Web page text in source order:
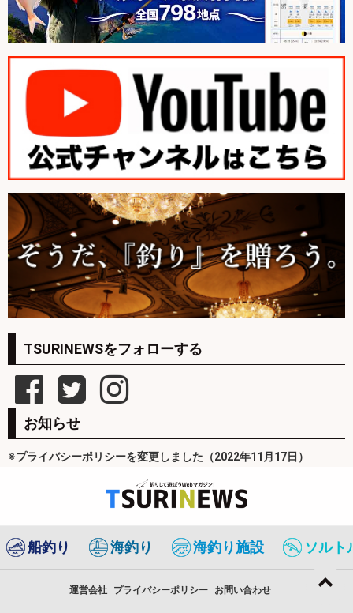
TSURINEWSをフォローする
お知らせ
※プライバシーポリシーを変更しました（2022年11月17日）
船釣り 海釣り 海釣り施設 ソルト
運営会社 プライバシーポリシー お問い合わせ